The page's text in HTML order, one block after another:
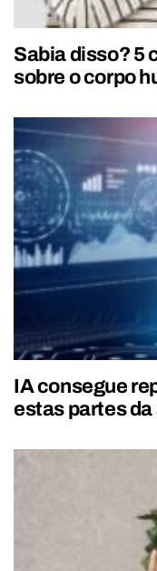
Sabia disso? 5
sobre o corpo
IA consegue
estas partes